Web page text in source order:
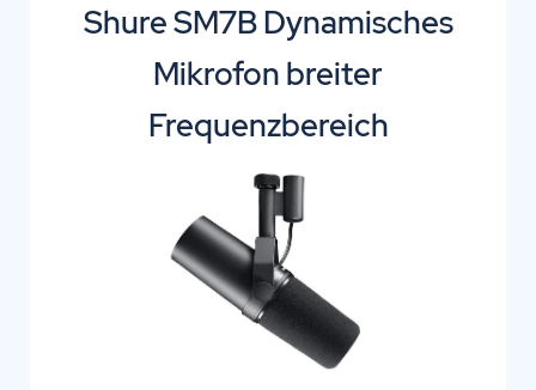
Shure SM7B Dynamisches
Mikrofon breiter
Frequenzbereich